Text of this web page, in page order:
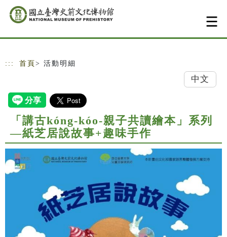
跳到主要內容
網站導覽
::: 首頁 > 活動明細
中文
「講古kóng-kóo-親子共讀繪本」系列
—紙芝居說故事+趣味手作